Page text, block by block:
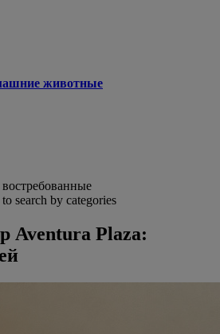
животные
search by categories
Aventura Plaza: